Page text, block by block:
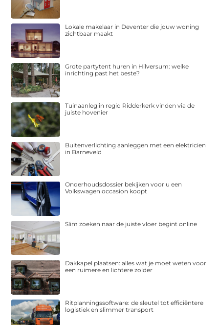
Lokale makelaar in Deventer die jouw woning
zichtbaar maakt
Grote partytent huren in Hilversum: welke
inrichting past het beste?
Tuinaanleg in regio Ridderkerk vinden via de
juiste hovenier
Buitenverlichting aanleggen met een elektricien
in Barneveld
Onderhoudsdossier bekijken voor u een
Volkswagen occasion koopt
Slim zoeken naar de juiste vloer begint online
Dakkapel plaatsen: alles wat je moet weten voor
een ruimere en lichtere zolder
Ritplanningssoftware: de sleutel tot efficiëntere
logistiek en slimmer transport